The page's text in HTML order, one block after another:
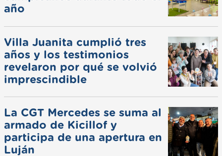
año
Villa Juanita cumplió tres
años y los testimonios
revelaron por qué se volvió
imprescindible
La CGT Mercedes se suma al
armado de Kicillof y
participa de una apertura en
Luján